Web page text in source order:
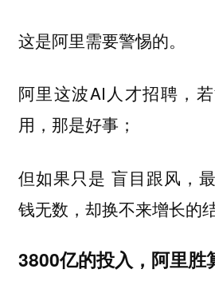
这是阿里需要警惕的。
阿里这波AI人才招聘，
用，那是好事；
但如果只是 盲目跟风，
钱无数，却换不来增长的
3800亿的投入，阿里胜